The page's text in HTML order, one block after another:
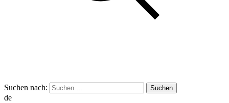
Suchen nach:
de